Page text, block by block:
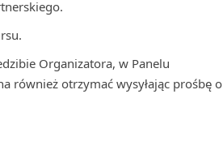
Organizatora, w Panelu
również otrzymać wysyłając prośbę o